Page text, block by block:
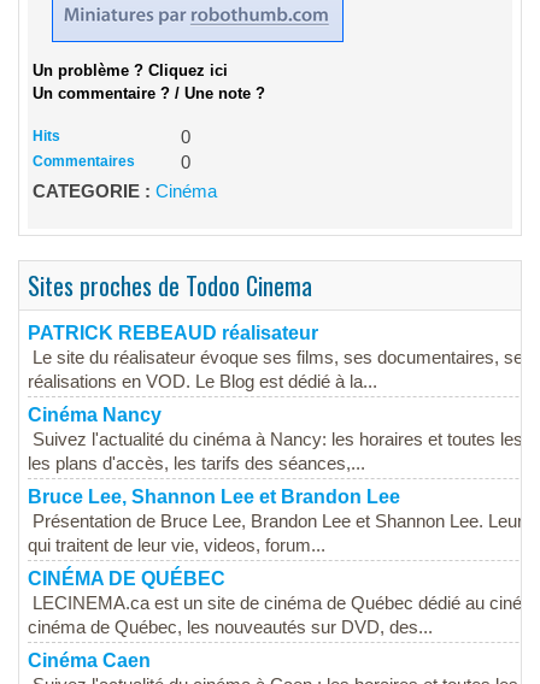
Un problème ? Cliquez ici
Un commentaire ? / Une note ?
Hits 0
Commentaires
0
CATEGORIE : Cinéma
Sites proches de Todoo Cinema
PATRICK REBEAUD réalisateur
Le site du réalisateur évoque ses films, ses documentaires,
réalisations en VOD. Le Blog est dédié à la...
Cinéma Nancy
Suivez l'actualité du cinéma à Nancy: les horaires et toutes les
les plans d'accès, les tarifs des séances,...
Bruce Lee, Shannon Lee et Brandon Lee
Présentation de Bruce Lee, Brandon Lee et Shannon Lee. Leur
qui traitent de leur vie, videos, forum...
CINÉMA DE QUÉBEC
LECINEMA.ca est un site de cinéma de Québec dédié au
cinéma de Québec, les nouveautés sur DVD, des...
Cinéma Caen